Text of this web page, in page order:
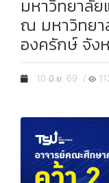
มหาวิทยาลัย
ณ มหาวิทยา
องครักษ์ จัง
10 มิ.ย. 69 /